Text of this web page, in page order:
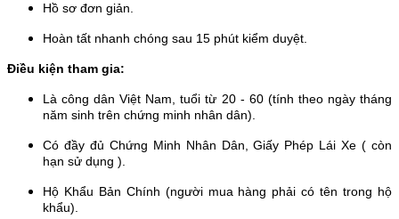
Hồ sơ đơn giản.
Hoàn tất nhanh chóng sau 15 phút kiểm duyệt.
Điều kiện tham gia:
Là công dân Việt Nam, tuổi từ 20 - 60 (tính theo ngày tháng
năm sinh trên chứng minh nhân dân).
Có đầy đủ Chứng Minh Nhân Dân, Giấy Phép Lái Xe ( còn
hạn sử dụng ).
Hộ Khẩu Bản Chính (người mua hàng phải có tên trong hộ
khẩu).